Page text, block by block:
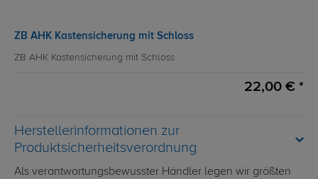
ZB AHK Kastensicherung mit Schloss
ZB AHK Kastensicherung mit Schloss
22,00 € *
Herstellerinformationen zur
Produktsicherheitsverordnung
Als verantwortungsbewusster Händler legen wir größten